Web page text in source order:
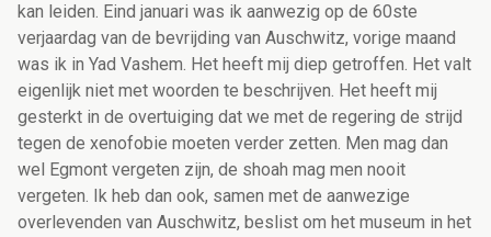
kan leiden. Eind januari was ik aanwezig op de 60ste
verjaardag van de bevrijding van Auschwitz, vorige maand
was ik in Yad Vashem. Het heeft mij diep getroffen. Het valt
eigenlijk niet met woorden te beschrijven. Het heeft mij
gesterkt in de overtuiging dat we met de regering de strijd
tegen de xenofobie moeten verder zetten. Men mag dan
wel Egmont vergeten zijn, de shoah mag men nooit
vergeten. Ik heb dan ook, samen met de aanwezige
overlevenden van Auschwitz, beslist om het museum in het